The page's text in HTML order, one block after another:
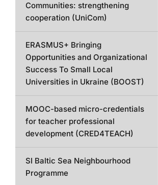
Communities: strengthening
cooperation (UniCom)
ERASMUS+ Bringing
Opportunities and Organizational
Success To Small Local
Universities in Ukraine (BOOST)
MOOC-based micro-credentials
for teacher professional
development (CRED4TEACH)
SI Baltic Sea Neighbourhood
Programme